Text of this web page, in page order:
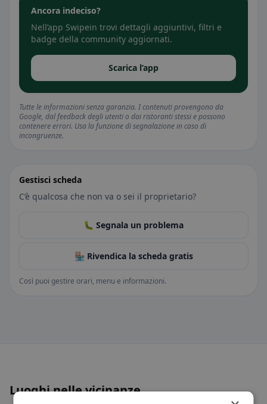
Ancora indeciso?
Nell’app Swipein trovi dettagli aggiuntivi, filtri e
badge della community aggiornati.
Scarica l’app
Tutte le informazioni senza garanzia. I contenuti provengono da
Google, dal feedback degli utenti o dai ristoranti stessi e possono
contenere errori. Usa la funzione di segnalazione in caso di
incongruenze.
Gestisci scheda
C’è qualcosa che non va o sei il proprietario?
🐛 Segnala un problema
🏪 Rivendica la scheda gratis
Così puoi gestire orari, menu e informazioni.
Luoghi nelle vicinanze